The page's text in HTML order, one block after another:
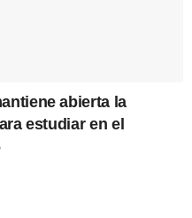
abierta la
estudiar en el